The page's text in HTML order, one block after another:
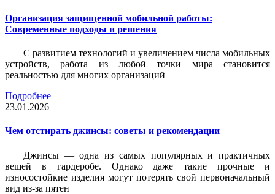
Организация защищенной мобильной работы:
Современные подходы и решения
С развитием технологий и увеличением числа мобильных
устройств, работа из любой точки мира становится
реальностью для многих организаций
Подробнее
23.01.2026
Чем отстирать джинсы: советы и рекомендации
Джинсы — одна из самых популярных и практичных
вещей в гардеробе. Однако даже такие прочные и
износостойкие изделия могут потерять свой первоначальный
вид из-за пятен